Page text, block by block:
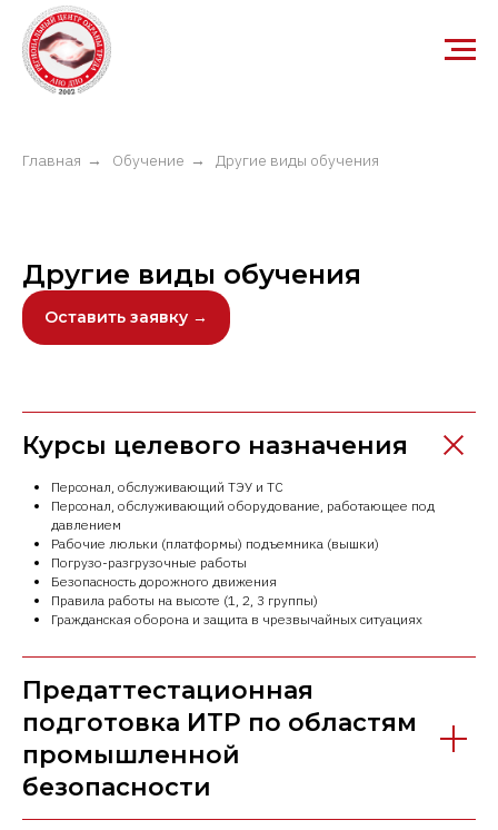
Главная → Обучение → Другие виды обучения
Другие виды обучения
Оставить заявку →
Курсы целевого назначения
Персонал, обслуживающий ТЭУ и ТС
Персонал, обслуживающий оборудование, работающее под
давлением
Рабочие люльки (платформы) подъемника (вышки)
Погрузо-разгрузочные работы
Безопасность дорожного движения
Правила работы на высоте (1, 2, 3 группы)
Гражданская оборона и защита в чрезвычайных ситуациях
Предаттестационная
подготовка ИТР по областям
промышленной
безопасности